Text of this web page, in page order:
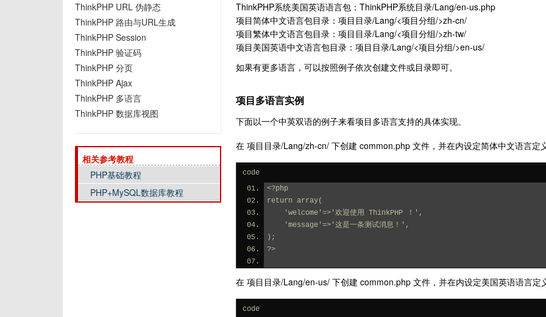
ThinkPHP URL 伪静态
ThinkPHP 路由与URL生成
ThinkPHP Session
ThinkPHP 验证码
ThinkPHP 分页
ThinkPHP Ajax
ThinkPHP 多语言
ThinkPHP 数据库视图
相关参考教程
PHP基础教程
PHP+MySQL数据库教程
ThinkPHP系统美国英语语言包：ThinkPHP系统目录/Lang/en-us.php
项目简体中文语言包目录：项目目录/Lang/<项目分组/>zh-cn/
项目繁体中文语言包目录：项目目录/Lang/<项目分组/>zh-tw/
项目美国英语中文语言包目录：项目目录/Lang/<项目分组/>en-us/
如果有更多语言，可以按照例子依次创建文件或目录即可。
项目多语言实例
下面以一个中英双语的例子来看项目多语言支持的具体实现。
在 项目目录/Lang/zh-cn/ 下创建 common.php 文件，并在内设定简体中文语言定
code
<?php
return array(
    'welcome'=>'欢迎使用 ThinkPHP ！',
    'message'=>'这是一条测试消息！',
);
?>
在 项目目录/Lang/en-us/ 下创建 common.php 文件，并在内设定美国英语语言定
code